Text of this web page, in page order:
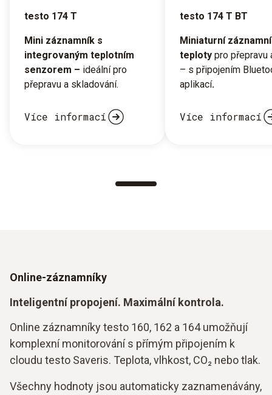
testo 174 T
Mini záznamník s
integrovaným teplotním
senzorem – ideální pro
přepravu a skladování.
Více informací
testo 174 T BT
Miniaturní
teploty pro přepravu
– s připojením
aplikací.
Více informací
Online-záznamníky
Inteligentní propojení. Maximální kontrola.
Online záznamníky testo 160, 162 a 164 umožňují
komplexní monitorování s přímým připojením k
cloudu testo Saveris. Teplota, vlhkost, CO₂ nebo tlak.
Všechny hodnoty jsou automaticky zaznamenávány,